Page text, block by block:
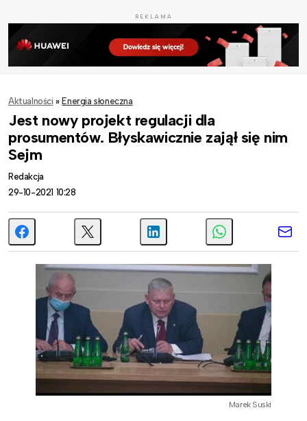
REKLAMA
Aktualności » Energia słoneczna
Jest nowy projekt regulacji dla
prosumentów. Błyskawicznie zajął się nim
Sejm
Redakcja
29-10-2021 10:28
Marek Suski